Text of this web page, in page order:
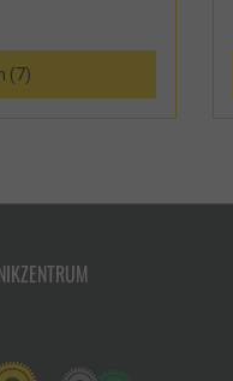
Seitenfenster
Grundkörper
1
(7)